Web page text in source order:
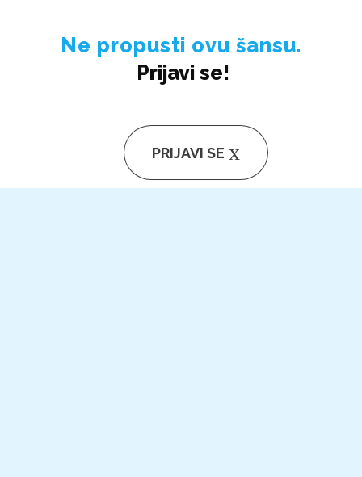
Ne propusti ovu šansu.
Prijavi se!
PRIJAVI SE